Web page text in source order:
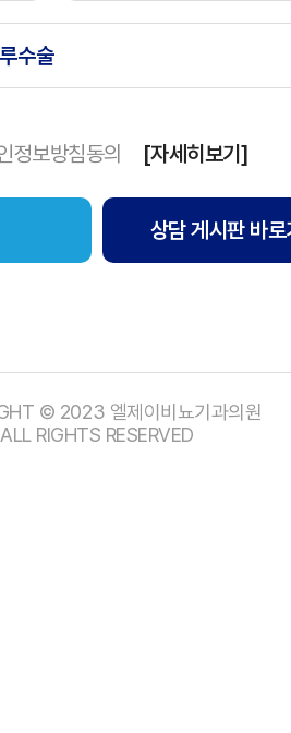
정보방침동의 [자세히보기]
상담 게시판 바
© 2023 엘제이비뇨기과의원
ALL RIGHTS RESERVED